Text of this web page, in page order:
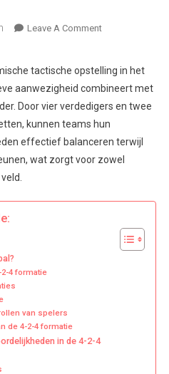
Leave A CommentOn
4
Formatie
Strategieën:
Defensieve
Middenveld
tactische opstelling in het
aanwezigheid combineert met
Door vier verdedigers en twee
kunnen teams hun
effectief balanceren terwijl
wat zorgt voor zowel
4 formatie
van spelers
de 4-2-4 formatie
in de 4-2-4